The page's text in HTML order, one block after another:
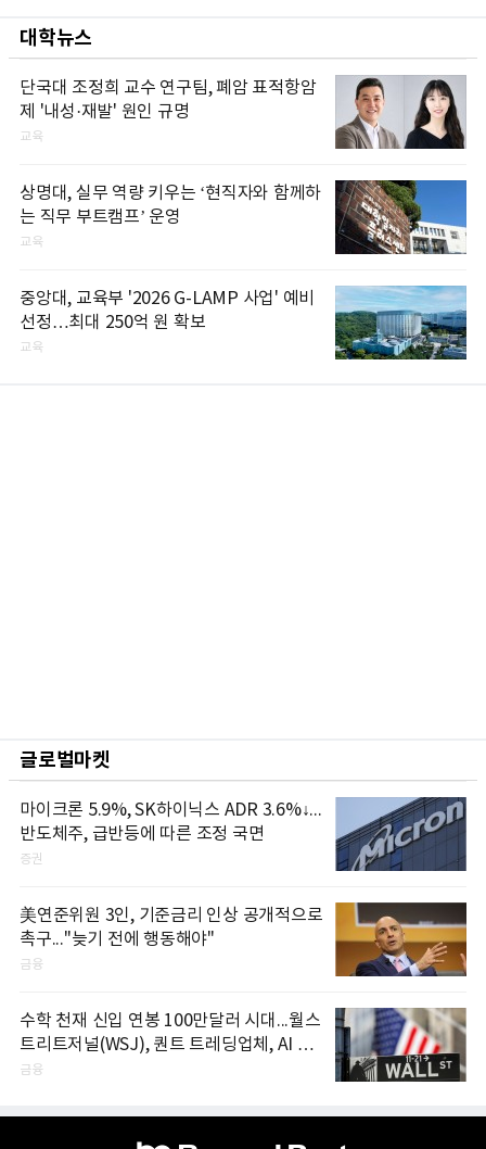
대학뉴스
단국대 조정희 교수 연구팀, 폐암 표적항암
제 '내성·재발' 원인 규명
교육
상명대, 실무 역량 키우는 ‘현직자와 함께하
는 직무 부트캠프’ 운영
교육
중앙대, 교육부 '2026 G-LAMP 사업' 예비
선정…최대 250억 원 확보
교육
글로벌마켓
마이크론 5.9%, SK하이닉스 ADR 3.6%↓...
반도체주, 급반등에 따른 조정 국면
증권
美연준위원 3인, 기준금리 인상 공개적으로
촉구..."늦기 전에 행동해야"
금융
수학 천재 신입 연봉 100만달러 시대...월스
트리트저널(WSJ), 퀀트 트레딩업체, AI 기
업들 인재 확보 경쟁
금융